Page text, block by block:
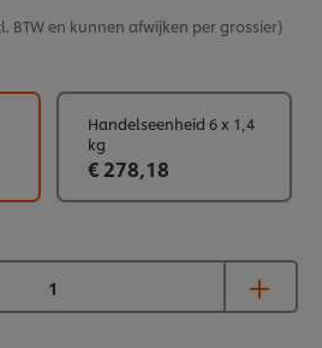
BTW en kunnen afwijken per grossier)
Handelseenheid 6 x 1,4
kg
€ 278,18